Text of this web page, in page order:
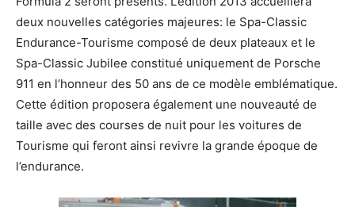
deux nouvelles catégories majeures: le Spa-Classic
Endurance-Tourisme composé de deux plateaux et le
Spa-Classic Jubilee constitué uniquement de Porsche
911 en l’honneur des 50 ans de ce modèle emblématique.
Cette édition proposera également une nouveauté de
taille avec des courses de nuit pour les voitures de
Tourisme qui feront ainsi revivre la grande époque de
l’endurance.